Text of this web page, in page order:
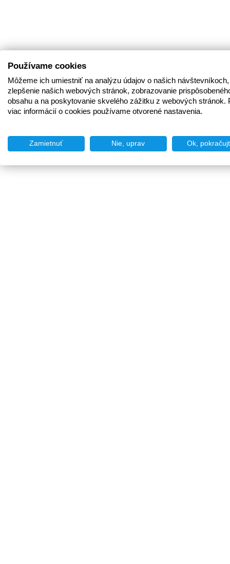
Používame cookies
Môžeme ich umiestniť na analýzu údajov o našich
zlepšenie našich webových stránok, zobrazovanie
obsahu a na poskytovanie skvelého zážitku z webových stránok.
viac informácií o cookies používame otvorené nastavenia.
Zamietnuť Nie, uprav Ok,